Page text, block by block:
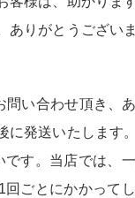
りがとうござい
い合わせ頂き、
発送いたします
す。当店では、
ごとにかかって